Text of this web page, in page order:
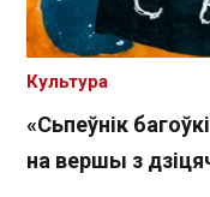
«Сьпеўнік
на вершы з
Культура